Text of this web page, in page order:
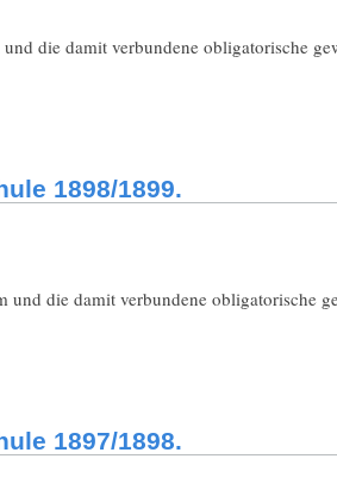
die damit verbundene obligatorische
1898/1899.
die damit verbundene obligatorische
1897/1898.